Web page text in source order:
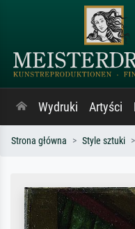
Wydruki Artyści
Strona główna Style sztuki